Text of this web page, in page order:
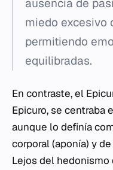
ausencia de
miedo excesivo
permitiendo
equilibradas.
En contraste, el
Epicuro, se centraba
aunque lo definía
corporal (aponía) y
Lejos del hedonismo